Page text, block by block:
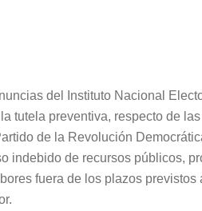
del Instituto Nacional
tutela preventiva, respecto de
de la Revolución
indebido de recursos públicos,
fuera de los plazos